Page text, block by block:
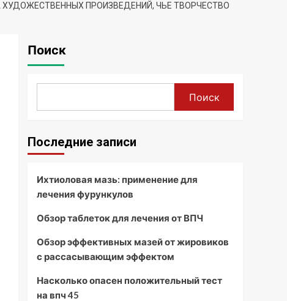
ПРОИЗВЕДЕНИЙ, ЧЬЕ ТВОРЧЕСТВО
Поиск
Поиск
Последние записи
Ихтиоловая мазь: применение для
лечения фурункулов
Обзор таблеток для лечения от ВПЧ
Обзор эффективных мазей от жировиков
с рассасывающим эффектом
Насколько опасен положительный тест
на впч 45